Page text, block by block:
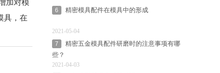
加对模
具，在
6
精密模具配件在模具中的形成
2021-05-04
7
精密五金模具配件研磨时的注意事项有哪
些？
2021-04-03